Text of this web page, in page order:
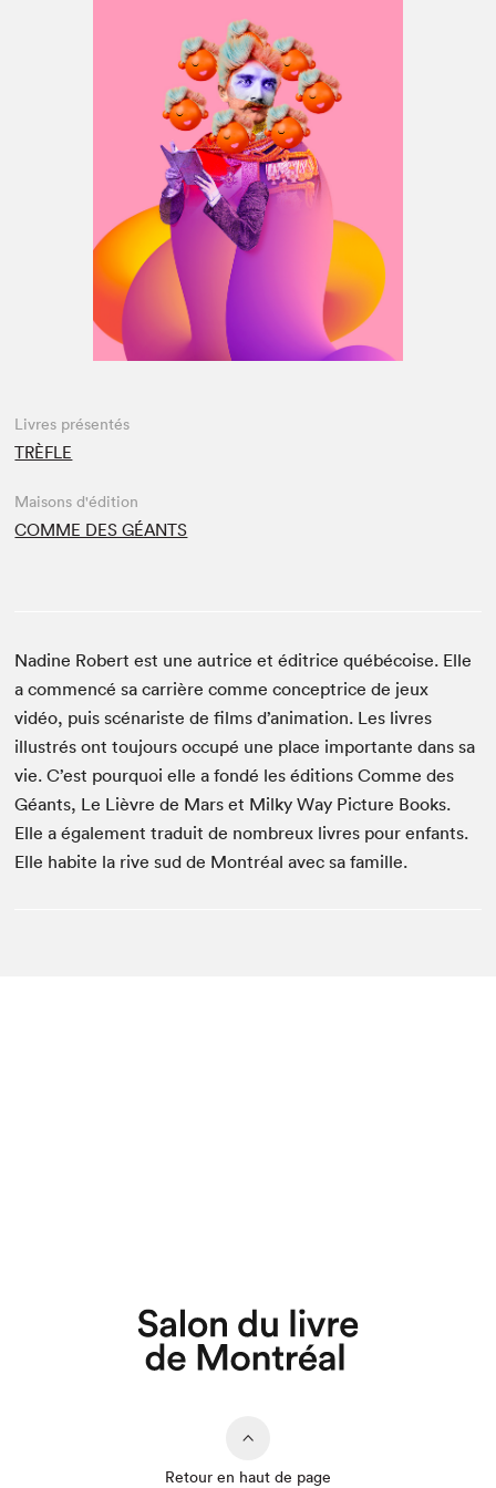
Livres présentés
TRÈFLE
Maisons d'édition
COMME DES GÉANTS
Nadine Robert est une autrice et éditrice québécoise. Elle
a commencé sa carrière comme conceptrice de jeux
vidéo, puis scénariste de films d’animation. Les livres
illustrés ont toujours occupé une place importante dans sa
vie. C’est pourquoi elle a fondé les éditions Comme des
Géants, Le Lièvre de Mars et Milky Way Picture Books.
Elle a également traduit de nombreux livres pour enfants.
Elle habite la rive sud de Montréal avec sa famille.
Retour en haut de page